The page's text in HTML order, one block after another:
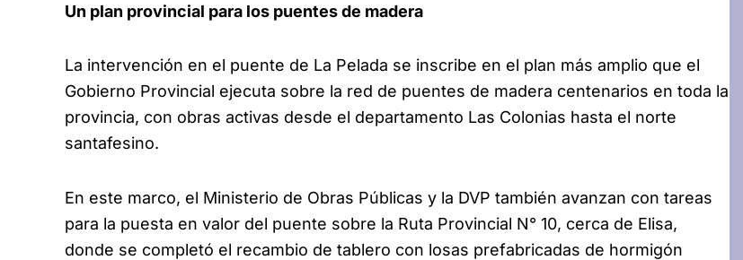
Un plan provincial para los puentes de madera
La intervención en el puente de La Pelada se inscribe en el plan más amplio que el
Gobierno Provincial ejecuta sobre la red de puentes de madera centenarios en toda la
provincia, con obras activas desde el departamento Las Colonias hasta el norte
santafesino.
En este marco, el Ministerio de Obras Públicas y la DVP también avanzan con tareas
para la puesta en valor del puente sobre la Ruta Provincial N° 10, cerca de Elisa,
donde se completó el recambio de tablero con losas prefabricadas de hormigón